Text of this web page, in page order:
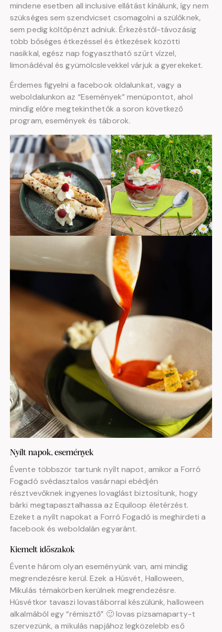
mindene esetben all inclusive ellátást kínálunk, így nem
szükséges sem szendvicset csomagolni a szülőknek,
sem pedig költőpénzt adniuk. Érkezéstől-távozásig
több bőséges étkezéssel és étkezések közötti
nasikkal, egész nap fogyasztható szűrt vízzel,
limonádéval és gyümölcslevekkel várjuk a gyerekeket.
Érdemes figyelni a facebook oldalunkat, vagy a
weboldalunkon az “Események” menüpontot, ahol
mindíg előre megtekinthetők a soron következő
program, események és táborok.
Nyílt napok, események
Évente többször tartunk nyílt napot, amikor a Forró
Fogadó svédasztalos vasárnapi ebédjén
résztvevőknek ingyenes lovaglást biztosítunk, hogy
bárki megtapasztalhassa az Equiloop életérzést.
Ezeket a nyílt napokat a Forró Fogadó is meghirdeti a
facebook és weboldalán egyaránt.
Kiemelt időszakok
Évente három olyan eseményünk van, ami mindig
megrendezésre kerül. Ezek a Húsvét, Halloween,
Mikulás témakörben kerülnek megrendezésre.
Húsvétkor tavaszi lovastáborral készülünk, halloween
alkalmából egy “rémisztő” 🙂 lovas pizsamaparty-t
szervezünk, a mikulás napjához legközelebb eső